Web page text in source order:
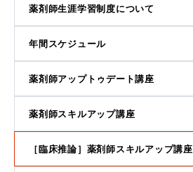
薬剤師生涯学習制度について
年間スケジュール
薬剤師アップトゥデート講座
薬剤師スキルアップ講座
［臨床推論］薬剤師スキルアップ講座